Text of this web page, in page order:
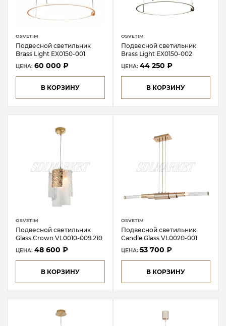
OSVETIM
Подвесной светильник
Brass Light EX0150-001
ЦЕНА: 60 000 ₽
В КОРЗИНУ
OSVETIM
Подвесной светильник
Brass Light EX0150-002
ЦЕНА: 44 250 ₽
В КОРЗИНУ
OSVETIM
Подвесной светильник
Glass Crown VL0010-009.210
ЦЕНА: 48 600 ₽
В КОРЗИНУ
OSVETIM
Подвесной светильник
Candle Glass VL0020-001
ЦЕНА: 53 700 ₽
В КОРЗИНУ